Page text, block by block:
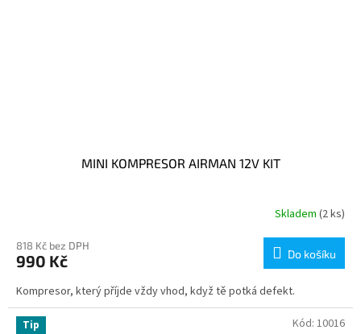
MINI KOMPRESOR AIRMAN 12V KIT
Skladem (2 ks)
818 Kč bez DPH
990 Kč Do košíku
Kompresor, který příjde vždy vhod, když tě potká defekt.
Tip Kód: 10016